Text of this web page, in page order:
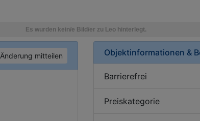
Änderung mitteilen Objektinformationen &
Barrierefrei
Preiskategorie